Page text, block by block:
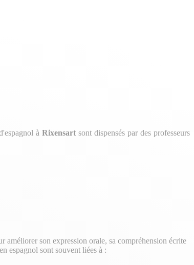
àRixensart sont dispensés par des professeurs
améliorer son expression orale, sa compréhension écrite
espagnol sont souvent liées à :